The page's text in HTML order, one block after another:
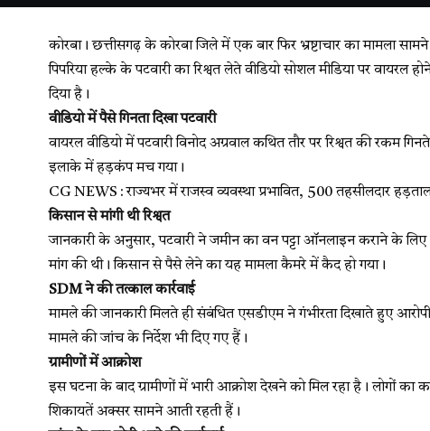
कोरबा। छत्तीसगढ़ के कोरबा जिले में एक बार फिर भ्रष्टाचार का मामला
पिपरिया हल्के के पटवारी का रिश्वत लेते वीडियो सोशल मीडिया पर वायरल
दिया है।
वीडियो में पैसे गिनता दिखा पटवारी
वायरल वीडियो में पटवारी विनोद अग्रवाल कथित तौर पर रिश्वत की रकम
इलाके में हड़कंप मच गया।
CG NEWS : राज्यभर में राजस्व व्यवस्था प्रभावित, 500 तहसीलदार
किसान से मांगी थी रिश्वत
जानकारी के अनुसार, पटवारी ने जमीन का वन पट्टा ऑनलाइन कराने के
मांग की थी। किसान से पैसे लेने का यह मामला कैमरे में कैद हो गया।
SDM ने की तत्काल कार्रवाई
मामले की जानकारी मिलते ही संबंधित एसडीएम ने गंभीरता दिखाते हुए
मामले की जांच के निर्देश भी दिए गए हैं।
ग्रामीणों में आक्रोश
इस घटना के बाद ग्रामीणों में भारी आक्रोश देखने को मिल रहा है। लोगों का
शिकायतें अक्सर सामने आती रहती हैं।